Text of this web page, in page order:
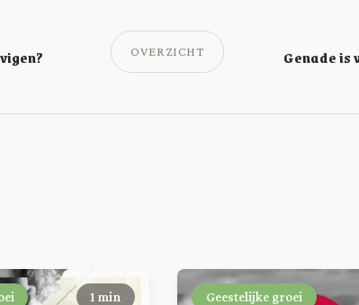
OVERZICHT
1 min Geestelijke groei